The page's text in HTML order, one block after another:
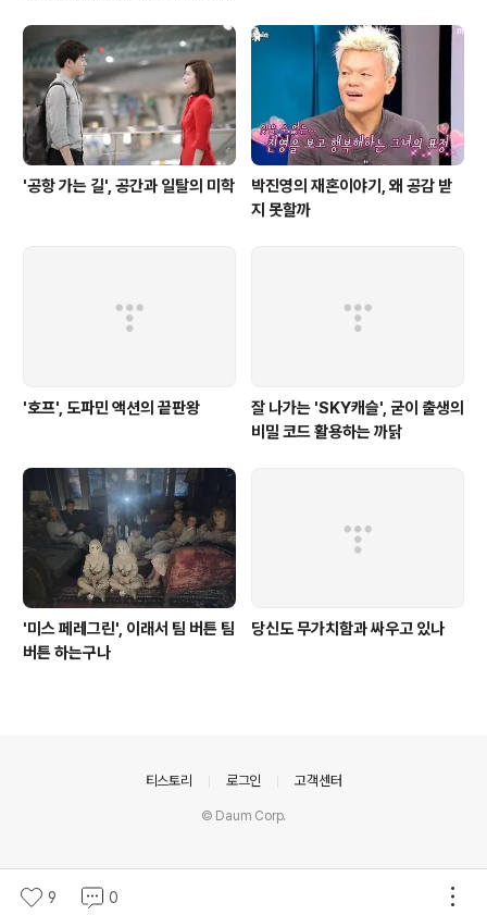
'공항 가는 길', 공간과 일탈의 미학
박진영의 재혼이야기, 왜 공감 받
지 못할까
'호프', 도파민 액션의 끝판왕
잘 나가는 'SKY캐슬', 굳이 출생의
비밀 코드 활용하는 까닭
'미스 페레그린', 이래서 팀 버튼 팀
버튼 하는구나
당신도 무가치함과 싸우고 있나
9 0
티스토리 로그인 고객센터
© Daum Corp.